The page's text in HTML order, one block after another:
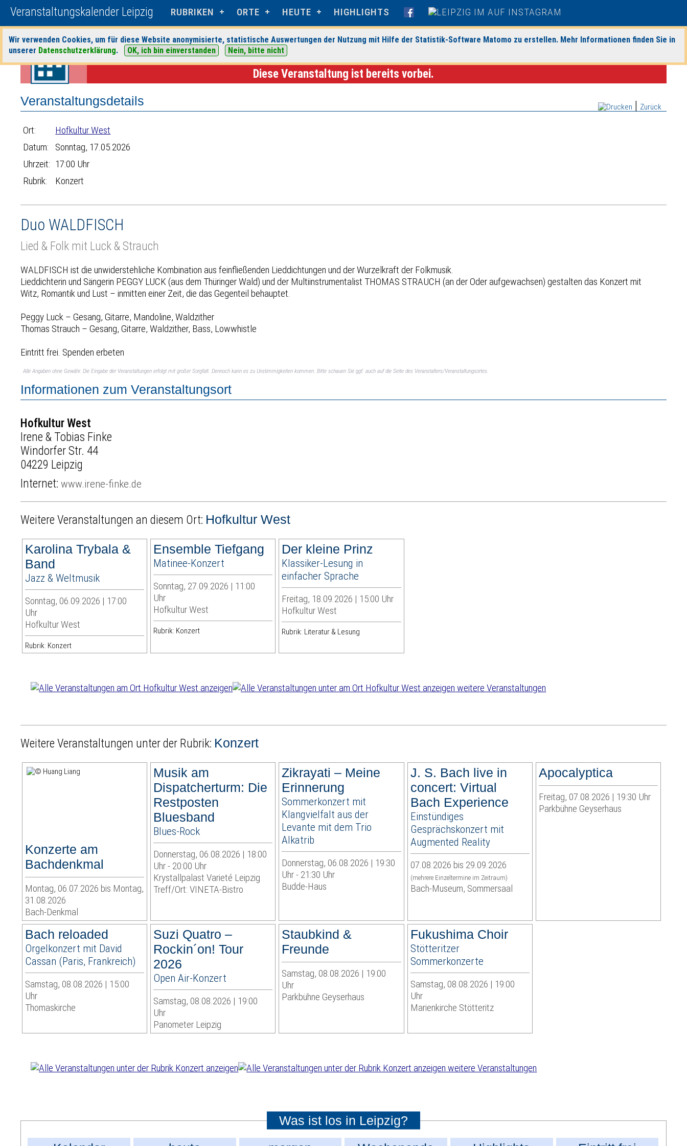
Veranstaltungskalender Leipzig RUBRIKEN ORTE HEUTE HIGHLIGHTS
Wir verwenden Cookies, um für diese Website anonymisierte, statistische Auswertungen der Nutzung mit Hilfe der Statistik-Software Matomo zu erstellen. Mehr Informationen finden Sie in
unserer Datenschutzerklärung. OK, ich bin einverstanden Nein, bitte nicht
Startseite>Veranstaltungen>Suche> Konzert >Hofkultur West > Veranstaltungsdetails
Diese Veranstaltung ist bereits vorbei.
Zurück
Veranstaltungsdetails
Ort:
Hofkultur West
Datum:
Sonntag, 17.05.2026
Uhrzeit: 17:00 Uhr
Rubrik:
Konzert
Duo WALDFISCH
Lied & Folk mit Luck & Strauch
WALDFISCH ist die unwiderstehliche Kombination aus feinfließenden Lieddichtungen und der Wurzelkraft der Folkmusik.
Lieddichterin und Sängerin PEGGY LUCK (aus dem Thüringer Wald) und der Multiinstrumentalist THOMAS STRAUCH (an der Oder aufgewachsen) gestalten das Konzert mit
Witz, Romantik und Lust – inmitten einer Zeit, die das Gegenteil behauptet.
Peggy Luck – Gesang, Gitarre, Mandoline, Waldzither
Thomas Strauch – Gesang, Gitarre, Waldzither, Bass, Lowwhistle
Eintritt frei. Spenden erbeten
Alle Angaben ohne Gewähr. Die Eingabe der Veranstaltungen erfolgt mit großer Sorgfalt. Dennoch kann es zu Unstimmigkeiten kommen. Bitte schauen Sie ggf. auch auf die Seite des Veranstalters/Veranstaltungsortes.
Informationen zum Veranstaltungsort
Hofkultur West
Irene & Tobias Finke
Windorfer Str. 44
04229 Leipzig
Internet:www.irene-finke.de
Weitere Veranstaltungen an diesem Ort: Hofkultur West
Karolina Trybala &
Band
Jazz & Weltmusik
Sonntag, 06.09.2026 | 17:00
Uhr
Hofkultur West
Rubrik: Konzert
Ensemble Tiefgang
Matinee-Konzert
Sonntag, 27.09.2026 | 11:00
Uhr
Hofkultur West
Rubrik: Konzert
Der kleine Prinz
Klassiker-Lesung in
einfacher Sprache
Freitag, 18.09.2026 | 15:00 Uhr
Hofkultur West
Rubrik: Literatur & Lesung
weitere Veranstaltungen
Weitere Veranstaltungen unter der Rubrik: Konzert
Konzerte am
Bachdenkmal
Montag, 06.07.2026 bis Montag,
31.08.2026
Bach-Denkmal
Musik am
Dispatcherturm: Die
Restposten
Bluesband
Blues-Rock
Donnerstag, 06.08.2026 | 18:00
Uhr - 20:00 Uhr
Krystallpalast Varieté Leipzig
Treff/Ort: VINETA-Bistro
Zikrayati – Meine
Erinnerung
Sommerkonzert mit
Klangvielfalt aus der
Levante mit dem Trio
Alkatrib
Donnerstag, 06.08.2026 | 19:30
Uhr - 21:30 Uhr
Budde-Haus
J. S. Bach live in
concert: Virtual
Bach Experience
Einstündiges
Gesprächskonzert mit
Augmented Reality
07.08.2026 bis 29.09.2026
(mehrere Einzeltermine im Zeitraum)
Bach-Museum, Sommersaal
Apocalyptica
Freitag, 07.08.2026 | 19:30 Uhr
Parkbühne Geyserhaus
Bach reloaded
Orgelkonzert mit David
Cassan (Paris, Frankreich)
Samstag, 08.08.2026 | 15:00
Uhr
Thomaskirche
Suzi Quatro –
Rockin´on! Tour
2026
Open Air-Konzert
Samstag, 08.08.2026 | 19:00
Uhr
Panometer Leipzig
Staubkind &
Freunde
Samstag, 08.08.2026 | 19:00
Uhr
Parkbühne Geyserhaus
Fukushima Choir
Stötteritzer
Sommerkonzerte
Samstag, 08.08.2026 | 19:00
Uhr
Marienkirche Stötteritz
weitere Veranstaltungen
Was ist los in Leipzig?